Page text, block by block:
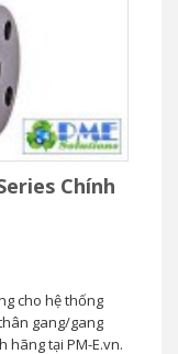
Chính
cho hệ thống
gang/gang
hãng tại PM-E.vn.